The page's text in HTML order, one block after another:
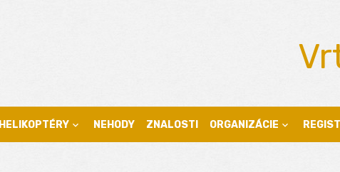
HELIKOPTÉRY NEHODY ZNALOSTI ORGANIZÁCIE